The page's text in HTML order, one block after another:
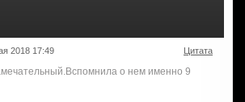
2018 17:49 Цитата
о нем именно 9